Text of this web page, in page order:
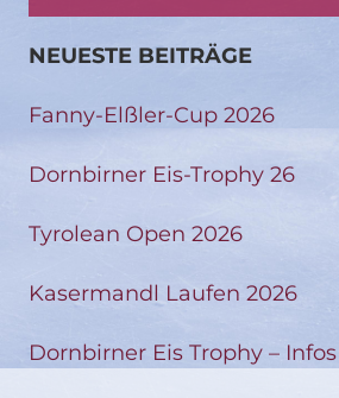
NEUESTE BEITRÄGE
Fanny-Elßler-Cup 2026
Dornbirner Eis-Trophy 26
Tyrolean Open 2026
Kasermandl Laufen 2026
Dornbirner Eis Trophy – Infos